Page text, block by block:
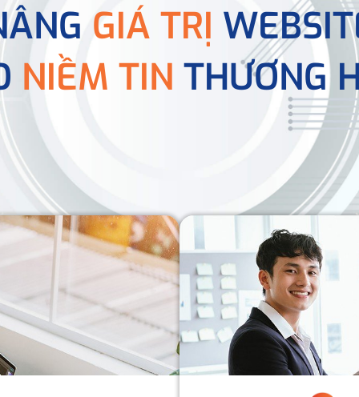
GIÁ TRỊ
NIỀM TIN THƯƠNG